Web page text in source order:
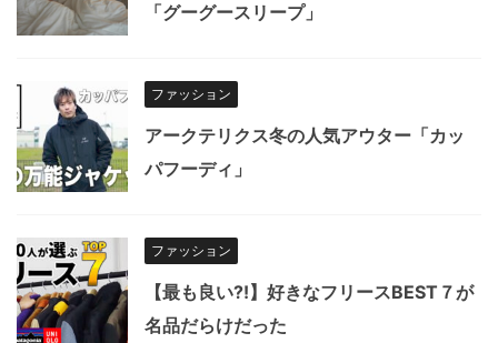
「グーグースリープ」
ファッション
アークテリクス冬の人気アウター「カッ
パフーディ」
ファッション
【最も良い?!】好きなフリースBEST７が
名品だらけだった